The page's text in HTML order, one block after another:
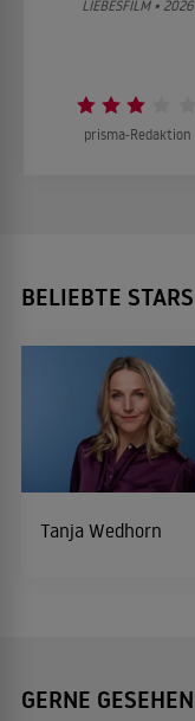
LIEBESFILM • 2026
prisma-Redaktion
BELIEBTE STARS
Tanja Wedhorn
GERNE GESEHEN